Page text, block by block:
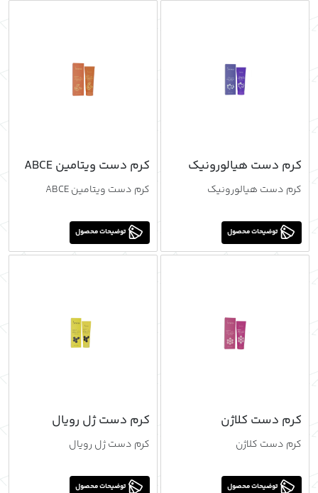
کرم دست هیالورونیک
کرم دست هیالورونیک
توضیحات محصول
کرم دست ویتامین ABCE
کرم دست ویتامین ABCE
توضیحات محصول
کرم دست کلاژن
کرم دست کلاژن
توضیحات محصول
کرم دست ژل رویال
کرم دست ژل رویال
توضیحات محصول